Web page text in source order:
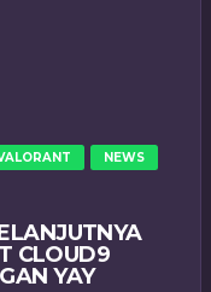
NEWS
CLOUD9
YAY